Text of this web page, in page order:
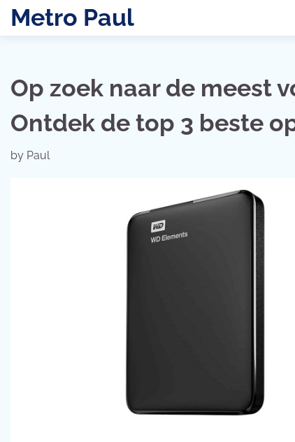
SkipMetro Paul
Op zoek naar de meest
Ontdek de top 3 beste
by Paul